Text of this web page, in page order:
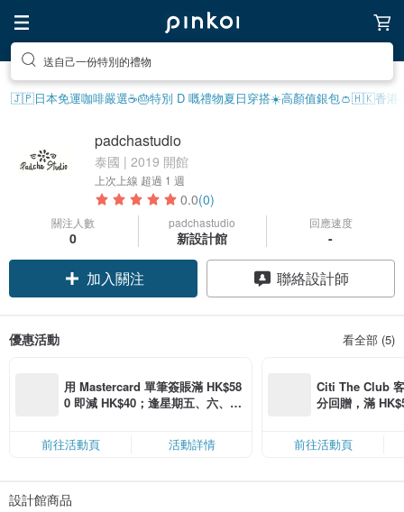
送自己一份特別的禮物
🇯🇵日本免運咖啡嚴選☕️🎂特別 D 嘅禮物夏日穿搭☀️高顏值銀包👛🇭🇰香港
padchastudio
泰國 | 2019 開館
上次上線 超過 1 週
0.0(0)
關注人數
0
padchastudio
新設計館
回應速度
-
加入關注 聯絡設計師
優惠活動 看全部 (5)
用 Mastercard 單筆簽賬滿 HK$58
0 即減 HK$40；逢星期五、六、日
卡」結帳）
前往活動頁 活動詳情
Citi The Club
分回贈，滿
前往活動頁
設計館商品